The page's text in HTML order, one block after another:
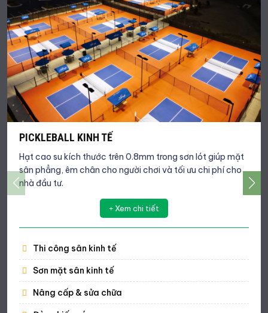
PICKLEBALL KINH TẾ
Hạt cao su kích thước trên 0.8mm trong sơn lót giúp mặt
sân phẳng, êm chân cho người chơi và tối ưu chi phí cho
Xem chi tiết
Thi công sân kinh tế
Sơn mặt sân kinh tế
Nâng cấp & sửa chữa